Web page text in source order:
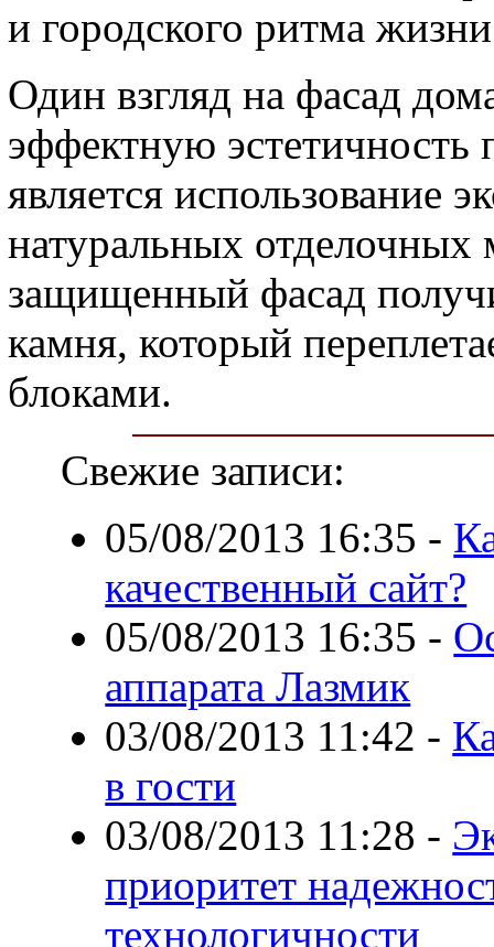
и городского ритма
Один взгляд на фасад
эффектную эстетичность
является использование
натуральных отделочных
защищенный фасад
камня, который
блоками.
Свежие записи:
05/08/2013 16:35 -
качественный сайт?
05/08/2013 16:35 -
аппарата Лазмик
03/08/2013 11:42 -
в гости
03/08/2013 11:28 -
приоритет
технологичности